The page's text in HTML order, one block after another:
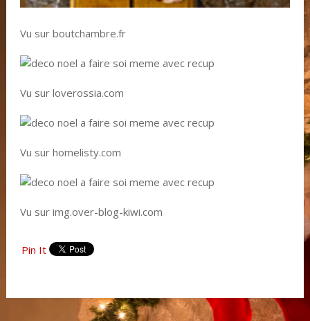
Vu sur boutchambre.fr
Vu sur loverossia.com
Vu sur homelisty.com
Vu sur img.over-blog-kiwi.com
Pin It